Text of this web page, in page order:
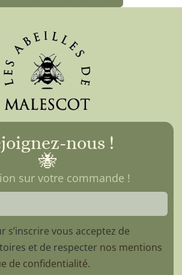
nous !
🐝
sur votre commande !
s’inscrire vous acceptez de
et de respecter nos mentions
de confidentialité.